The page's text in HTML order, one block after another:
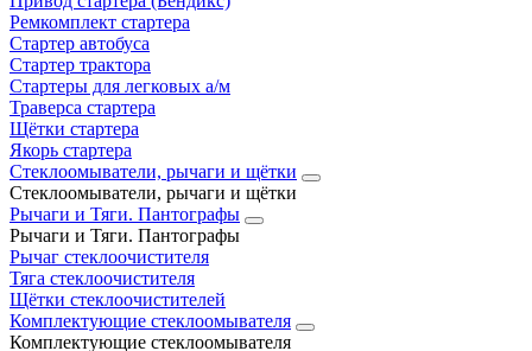
Ремкомплект стартера
Стартер автобуса
Стартер трактора
Стартеры для легковых а/м
Траверса стартера
Щётки стартера
Якорь стартера
Стеклоомыватели, рычаги и щётки
Стеклоомыватели, рычаги и щётки
Рычаги и Тяги. Пантографы
Рычаги и Тяги. Пантографы
Рычаг стеклоочистителя
Тяга стеклоочистителя
Щётки стеклоочистителей
Комплектующие стеклоомывателя
Комплектующие стеклоомывателя